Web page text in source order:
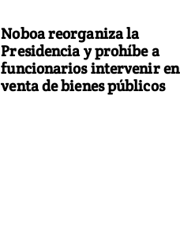
Noboa reorganiza la
Presidencia y prohíbe a
funcionarios intervenir en
venta de bienes públicos